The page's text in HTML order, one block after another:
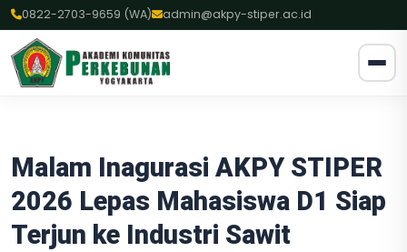
0822-2703-9659 (WA) admin@akpy-stiper.ac.id
Malam Inagurasi AKPY STIPER
2026 Lepas Mahasiswa D1 Siap
Terjun ke Industri Sawit